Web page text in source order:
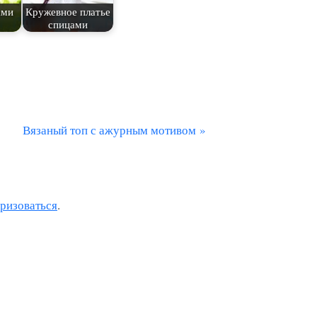
Кружевное платье
спицами
С
у
Вязаный топ с ажурным мотивом
.